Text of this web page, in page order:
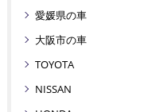
愛媛県の車
大阪市の車
TOYOTA
NISSAN